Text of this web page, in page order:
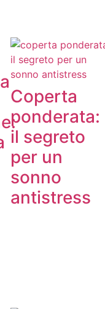
Coperta
ponderata:
il segreto
per un
sonno
antistress